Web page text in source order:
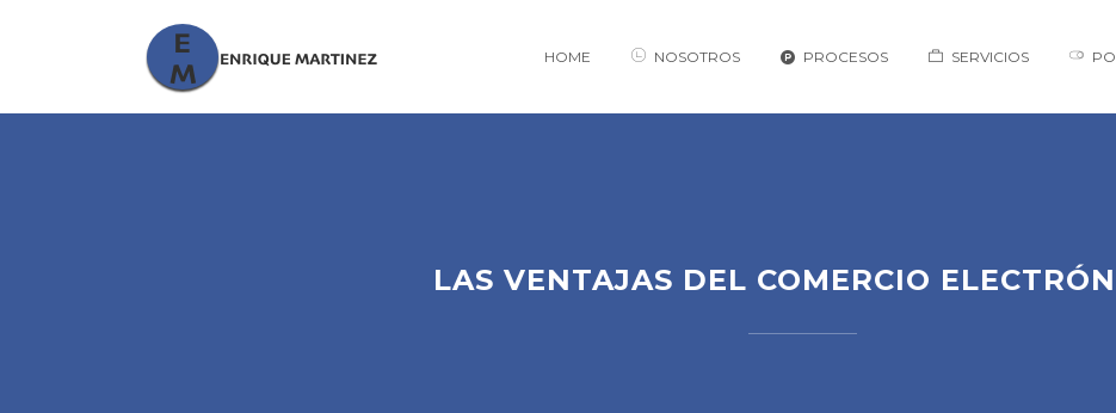
HOME NOSOTROS PROCESOS SERVICIOS
LAS VENTAJAS DEL COMERCIO